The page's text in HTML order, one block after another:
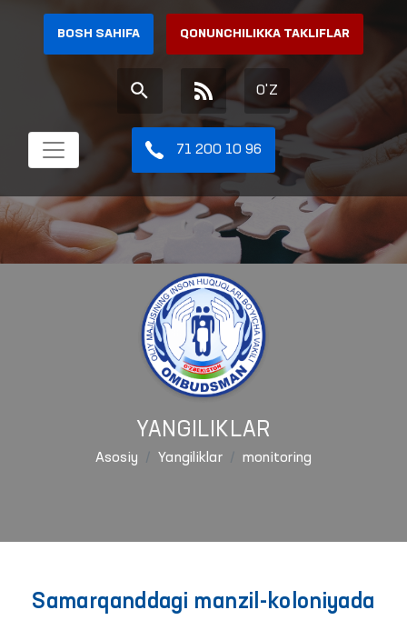
BOSH SAHIFA QONUNCHILIKKA TAKLIFLAR
O'Z
71 200 10 96
YANGILIKLAR
Asosiy Yangiliklar monitoring
Samarqanddagi manzil-koloniyada